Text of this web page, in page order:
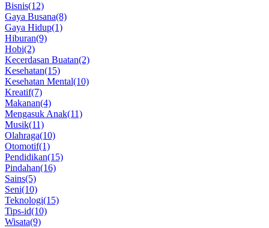
Bisnis(12)
Gaya Busana(8)
Gaya Hidup(1)
Hiburan(9)
Hobi(2)
Kecerdasan Buatan(2)
Kesehatan(15)
Kesehatan Mental(10)
Kreatif(7)
Makanan(4)
Mengasuk Anak(11)
Musik(11)
Olahraga(10)
Otomotif(1)
Pendidikan(15)
Pindahan(16)
Sains(5)
Seni(10)
Teknologi(15)
Tips-id(10)
Wisata(9)